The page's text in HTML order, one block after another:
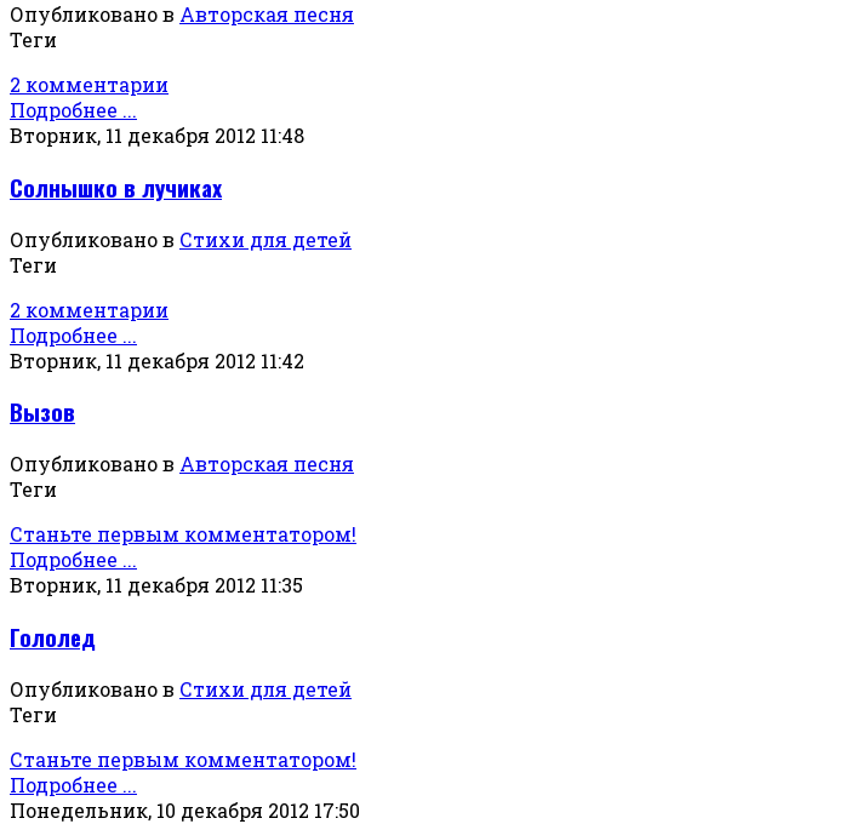
Опубликовано в Авторская песня
Теги
2 комментарии
Подробнее ...
Вторник, 11 декабря 2012 11:48
Солнышко в лучиках
Опубликовано в Стихи для детей
Теги
2 комментарии
Подробнее ...
Вторник, 11 декабря 2012 11:42
Вызов
Опубликовано в Авторская песня
Теги
Станьте первым комментатором!
Подробнее ...
Вторник, 11 декабря 2012 11:35
Гололед
Опубликовано в Стихи для детей
Теги
Станьте первым комментатором!
Подробнее ...
Понедельник, 10 декабря 2012 17:50